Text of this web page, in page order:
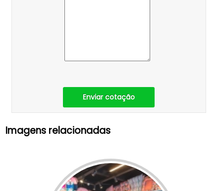
Enviar cotação
Imagens relacionadas